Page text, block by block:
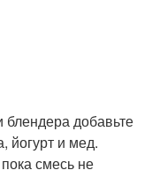
блендера добавьте
йогурт и мед.
смесь не